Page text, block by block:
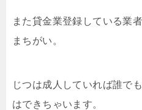
また貸金業登録している業
まちがい。
じつは成人していれば誰で
はできちゃいます。